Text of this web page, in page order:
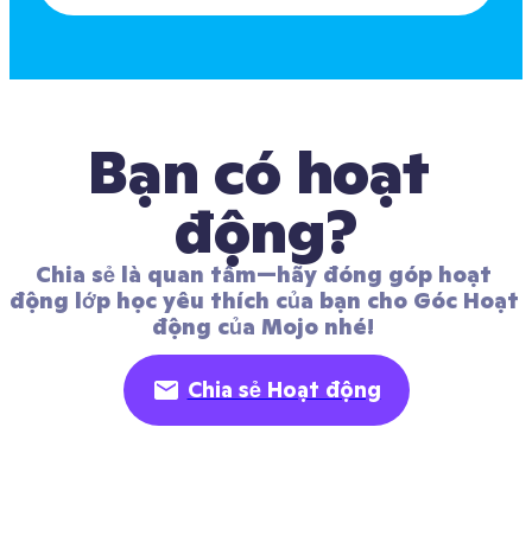
Bạn có hoạt
động?
Chia sẻ là quan tâm—hãy đóng góp hoạt
động lớp học yêu thích của bạn cho Góc Hoạt
động của Mojo nhé!
Chia sẻ Hoạt động